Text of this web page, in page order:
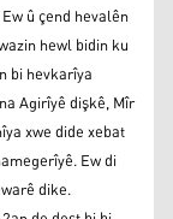
û çend hevalên
hewl bidin ku
bi hevkarîya
Agirîyê dişkê, Mîr
xwe dide xebat
Ew di
dike.